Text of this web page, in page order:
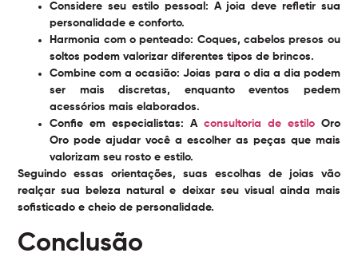
Considere seu estilo pessoal: A joia deve refletir sua
personalidade e conforto.
Harmonia com o penteado: Coques, cabelos presos ou
soltos podem valorizar diferentes tipos de brincos.
Combine com a ocasião: Joias para o dia a dia podem
ser mais discretas, enquanto eventos pedem
acessórios mais elaborados.
Confie em especialistas: A consultoria de estiloOro
Oro pode ajudar você a escolher as peças que mais
valorizam seu rosto e estilo.
Seguindo essas orientações, suas escolhas de joias vão
realçar sua beleza natural e deixar seu visual ainda mais
sofisticado e cheio de personalidade.
Conclusão